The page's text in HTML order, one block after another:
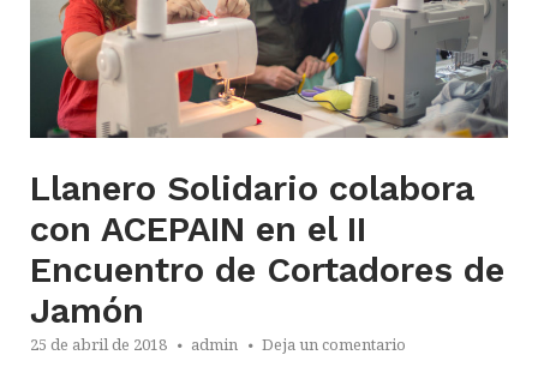
Llanero Solidario colabora
con ACEPAIN en el II
Encuentro de Cortadores de
Jamón
25 de abril de 2018 admin Deja un comentario